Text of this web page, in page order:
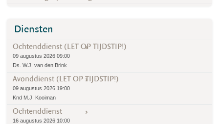
Diensten
Ochtenddienst (LET OP TIJDSTIP!)
09 augustus 2026 09:00
Ds. W.J. van den Brink
Avonddienst (LET OP TIJDSTIP!)
09 augustus 2026 19:00
Knd M.J. Kooiman
Ochtenddienst
16 augustus 2026 10:00